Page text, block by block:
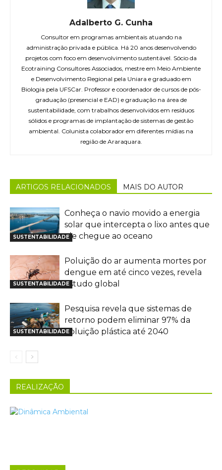
Adalberto G. Cunha
Consultor em programas ambientais atuando na
administração privada e pública. Há 20 anos desenvolvendo
projetos com foco em desenvolvimento sustentável. Sócio da
Ecotraining Consultores Associados, mestre em Meio Ambiente
e Desenvolvimento Regional pela Uniara e graduado em
Biologia pela UFSCar. Professor e coordenador de cursos de pós-
graduação (presencial e EAD) e graduação na área de
sustentabilidade, com trabalhos desenvolvidos em resíduos
sólidos e programas de implantação de sistemas de gestão
ambiental. Colunista colaborador em diferentes mídias na
região de Araraquara.
ARTIGOS RELACIONADOS MAIS DO AUTOR
SUSTENTABILIDADE
Conheça o navio movido a energia
solar que intercepta o lixo antes que
ele chegue ao oceano
SUSTENTABILIDADE
Poluição do ar aumenta mortes por
dengue em até cinco vezes, revela
estudo global
SUSTENTABILIDADE
Pesquisa revela que sistemas de
retorno podem eliminar 97% da
poluição plástica até 2040
REALIZAÇÃO